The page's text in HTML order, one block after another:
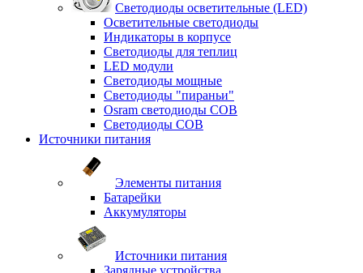
Светодиоды осветительные (LED)
Осветительные светодиоды
Индикаторы в корпусе
Светодиоды для теплиц
LED модули
Светодиоды мощные
Светодиоды "пираньи"
Osram светодиоды COB
Светодиоды COB
Источники питания
Элементы питания
Батарейки
Аккумуляторы
Источники питания
Зарядные устройства